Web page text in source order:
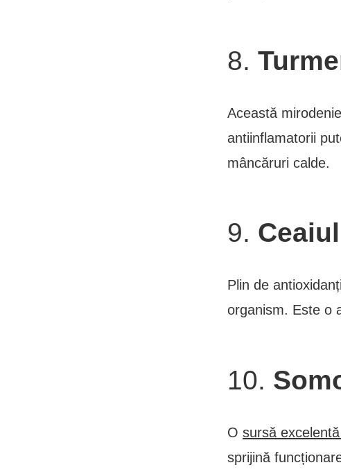
8.
Această
antiinflamatorii
mâncăruri calde.
9.
Plin de
organism. Este o
10.
O sursă
sprijină